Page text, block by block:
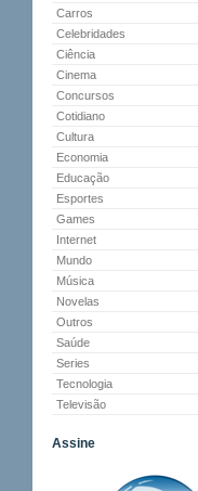
Carros
Celebridades
Ciência
Cinema
Concursos
Cotidiano
Cultura
Economia
Educação
Esportes
Games
Internet
Mundo
Música
Novelas
Outros
Saúde
Series
Tecnologia
Televisão
Assine